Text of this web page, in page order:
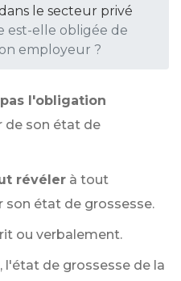
le secteur privé
est-elle obligée de
employeur ?
l'obligation
de son état de
révéler à tout
état de grossesse.
ou verbalement.
de grossesse de la